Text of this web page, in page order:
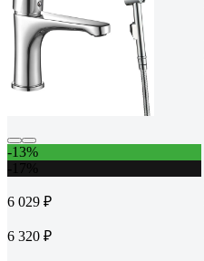
-13%
6 029 ₽
6 320 ₽